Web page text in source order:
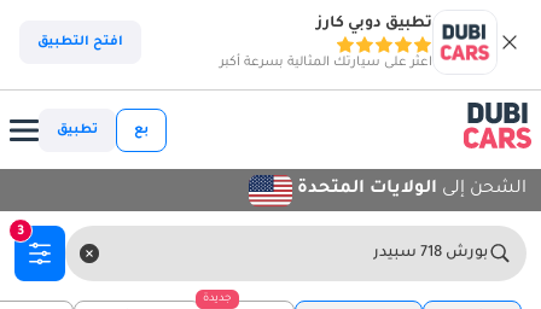
تطبيق دوبي كارز
اعثر على سيارتك المثالية بسرعة أكبر
افتح التطبيق
بع تطبيق
الشحن إلى الولايات المتحدة
بورش 718 سبيدر
3
جديدة